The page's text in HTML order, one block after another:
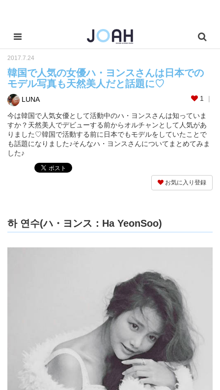
2017.7.24
韓国で人気の女優ハ・ヨンスさんは日本での
モデル写真も天然美人だと話題に♡
LUNA 1
今は韓国で人気女優として活動中のハ・ヨンスさんは知っていま
すか？天然美人でデビューする前からオルチャンとして人気があ
りました♡韓国で活動する前に日本でもモデルをしていたことで
も話題になりました♪そんなハ・ヨンスさんについてまとめてみま
した♪
お気に入り登録
하 연수(ハ・ヨンス：Ha YeonSoo)